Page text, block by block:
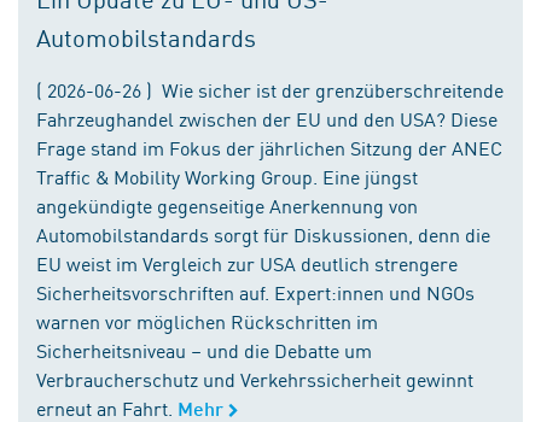
Automobilstandards
( 2026-06-26 ) Wie sicher ist der grenzüberschreitende
Fahrzeughandel zwischen der EU und den USA? Diese
Frage stand im Fokus der jährlichen Sitzung der ANEC
Traffic & Mobility Working Group. Eine jüngst
angekündigte gegenseitige Anerkennung von
Automobilstandards sorgt für Diskussionen, denn die
EU weist im Vergleich zur USA deutlich strengere
Sicherheitsvorschriften auf. Expert:innen und NGOs
warnen vor möglichen Rückschritten im
Sicherheitsniveau – und die Debatte um
Verbraucherschutz und Verkehrssicherheit gewinnt
erneut an Fahrt. Mehr